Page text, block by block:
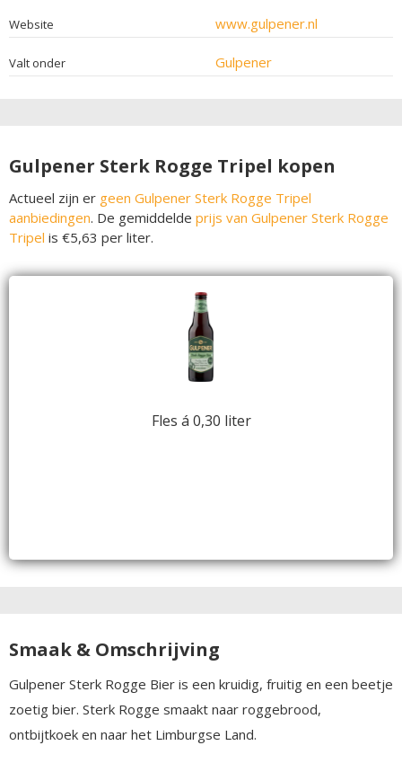
Website www.gulpener.nl
Valt onder Gulpener
Gulpener Sterk Rogge Tripel kopen
Actueel zijn er geen Gulpener Sterk Rogge Tripel
aanbiedingen. De gemiddelde prijs van Gulpener Sterk Rogge
Tripel is €5,63 per liter.
Fles á 0,30 liter
Smaak & Omschrijving
Gulpener Sterk Rogge Bier is een kruidig, fruitig en een beetje
zoetig bier. Sterk Rogge smaakt naar roggebrood,
ontbijtkoek en naar het Limburgse Land.